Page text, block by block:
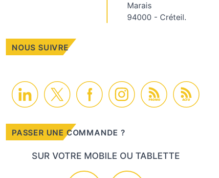
Marais
94000 - Créteil.
NOUS SUIVRE
PROMO ACTU
PASSER UNE COMMANDE ?
SUR VOTRE MOBILE OU TABLETTE